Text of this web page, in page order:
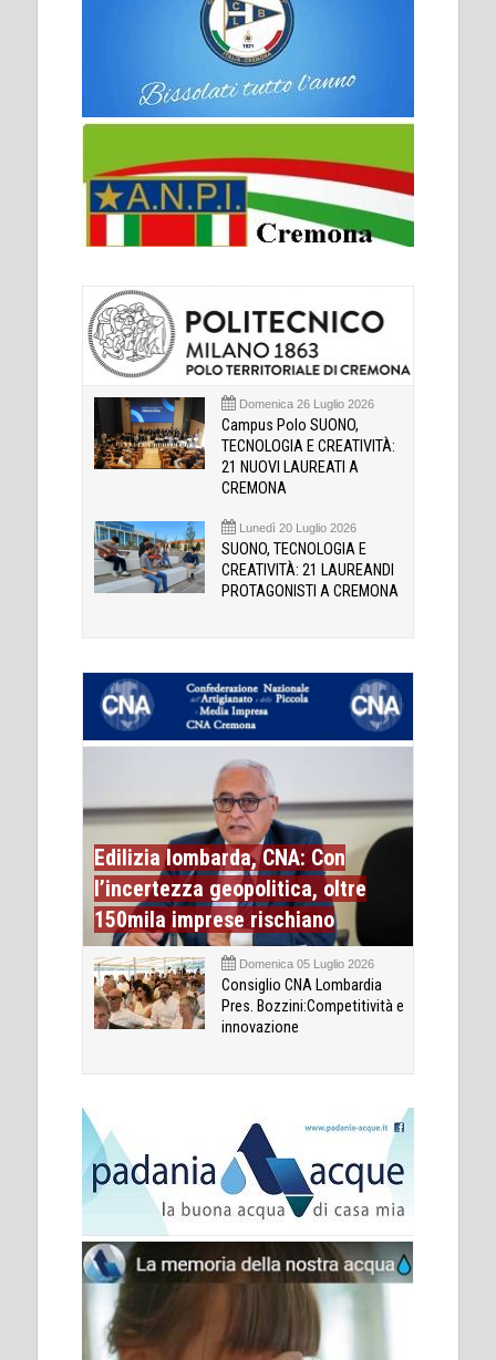
Domenica 26 Luglio 2026
Campus Polo SUONO,
TECNOLOGIA E CREATIVITÀ:
21 NUOVI LAUREATI A
CREMONA
Lunedì 20 Luglio 2026
SUONO, TECNOLOGIA E
CREATIVITÀ: 21 LAUREANDI
PROTAGONISTI A CREMONA
Edilizia lombarda, CNA: Con
l’incertezza geopolitica, oltre
150mila imprese rischiano
Domenica 05 Luglio 2026
Consiglio CNA Lombardia
Pres. Bozzini:Competitività e
innovazione